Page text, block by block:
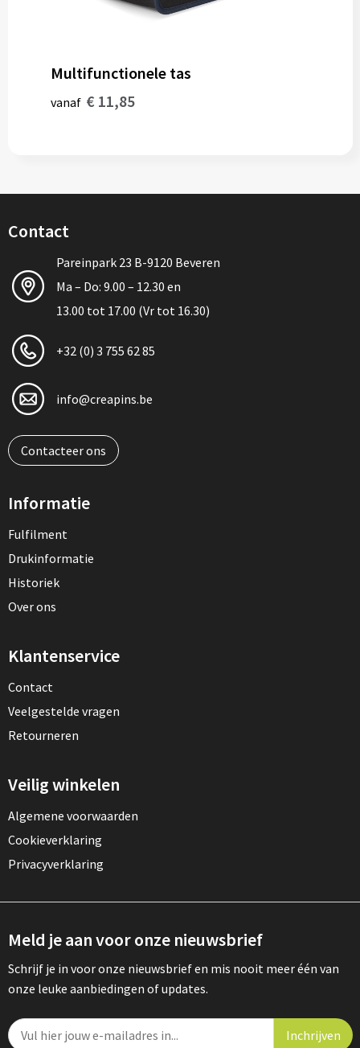
Multifunctionele tas
vanaf € 11,85
Contact
Pareinpark 23 B-9120 Beveren
Ma – Do: 9.00 – 12.30 en
13.00 tot 17.00 (Vr tot 16.30)
+32 (0) 3 755 62 85
info@creapins.be
Contacteer ons
Informatie
Fulfilment
Drukinformatie
Historiek
Over ons
Klantenservice
Contact
Veelgestelde vragen
Retourneren
Veilig winkelen
Algemene voorwaarden
Cookieverklaring
Privacyverklaring
Meld je aan voor onze nieuwsbrief
Schrijf je in voor onze nieuwsbrief en mis nooit meer één van
onze leuke aanbiedingen of updates.